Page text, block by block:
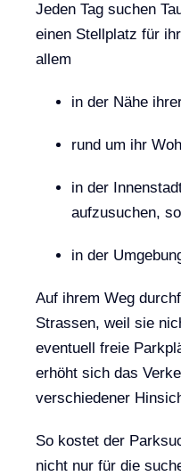
Jeden Tag suchen
einen Stellplatz für
allem
in der Nähe
rund um ihr
in der
aufzusuchen,
in der
Auf ihrem Weg
Strassen, weil sie
eventuell freie
erhöht sich das
verschiedener
So kostet der
nicht nur für die